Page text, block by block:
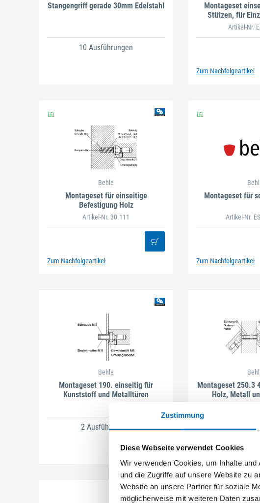
Zustimmung
Diese Webseite verwendet Cookies
Wir verwenden Cookies, um Inhalte
und die Zugriffe auf unsere Website zu
Website an unsere Partner für soziale
möglicherweise mit weiteren Daten
Stangengriff gerade 30mm Edelstahl
10 Ausführungen
Montageset
Stützen, für
Artikel-Nr.
Zum Nachfolgeartikel
Behle
Montageset für einseitige
Befestigung Holz
Artikel-Nr. 30.111
Zum Nachfolgeartikel
Montageset für
Artikel-Nr.
Zum Nachfolgeartikel
Behle
Montageset 190. einseitig für
Kunststoff und Metalltüren
2 Ausführungen
Montageset 250.3
Holz, Metall
4